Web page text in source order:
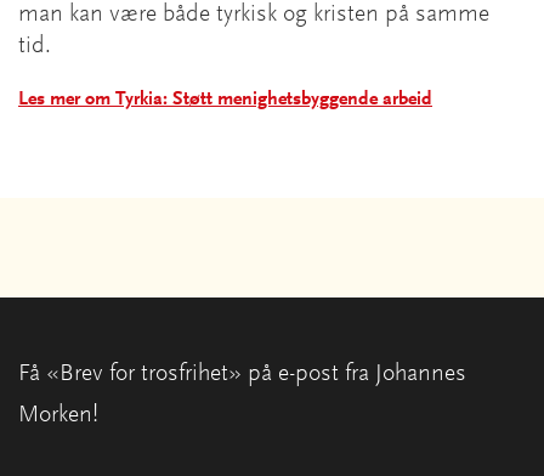
man kan være både tyrkisk og kristen på samme
tid.
Les mer om Tyrkia: Støtt menighetsbyggende arbeid
Få «Brev for trosfrihet» på e-post fra Johannes
Morken!